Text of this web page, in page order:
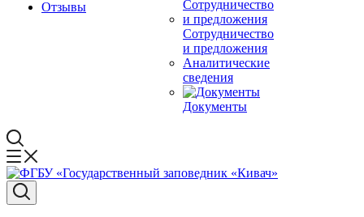
Отзывы
Сотрудничество
и предложения
Аналитические
сведения
Документы